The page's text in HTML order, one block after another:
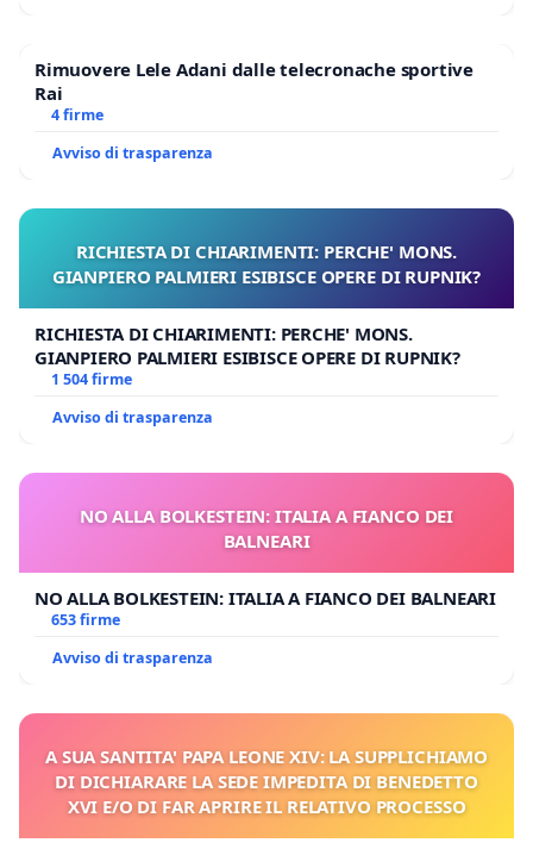
Rimuovere Lele Adani dalle telecronache sportive
Rai
4 firme
Avviso di trasparenza
RICHIESTA DI CHIARIMENTI: PERCHE' MONS.
GIANPIERO PALMIERI ESIBISCE OPERE DI RUPNIK?
RICHIESTA DI CHIARIMENTI: PERCHE' MONS.
GIANPIERO PALMIERI ESIBISCE OPERE DI RUPNIK?
1 504 firme
Avviso di trasparenza
NO ALLA BOLKESTEIN: ITALIA A FIANCO DEI
BALNEARI
NO ALLA BOLKESTEIN: ITALIA A FIANCO DEI BALNEARI
653 firme
Avviso di trasparenza
A SUA SANTITA' PAPA LEONE XIV: LA SUPPLICHIAMO
DI DICHIARARE LA SEDE IMPEDITA DI BENEDETTO
XVI E/O DI FAR APRIRE IL RELATIVO PROCESSO